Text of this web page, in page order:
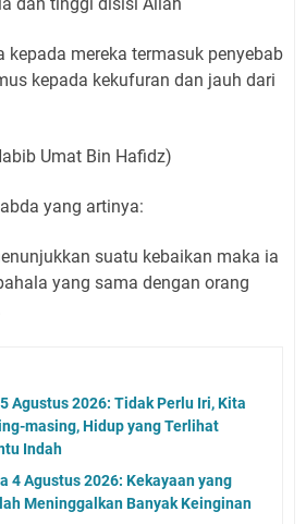
kepada mereka termasuk penyebab
kepada kekufuran dan jauh dari
Umat Bin Hafidz)
yang artinya:
suatu kebaikan maka ia
yang sama dengan orang
Agustus 2026: Tidak Perlu Iri, Kita
masing, Hidup yang Terlihat
Indah
4 Agustus 2026: Kekayaan yang
Meninggalkan Banyak Keinginan